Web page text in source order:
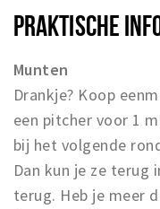
PRAKTISCHE
Munten
Drankje? Koop
een pitcher voor 1
bij het volgende
Dan kun je ze terug
terug. Heb je meer